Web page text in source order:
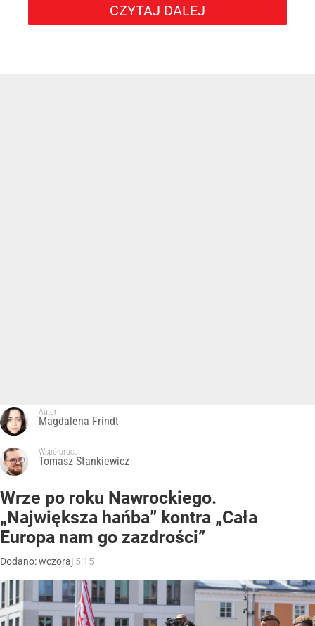
CZYTAJ DALEJ
Autor:
Magdalena Frindt
Współpraca:
Tomasz Stankiewicz
Wrze po roku Nawrockiego.
„Największa hańba” kontra „Cała
Europa nam go zazdrości”
Dodano:wczoraj 5:15